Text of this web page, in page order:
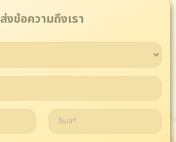
ส่งข้อความถึงเรา